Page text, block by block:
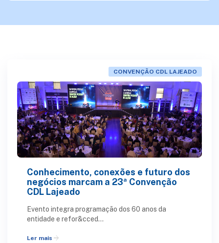
CONVENÇÃO CDL LAJEADO
Conhecimento, conexões e futuro dos
negócios marcam a 23ª Convenção
CDL Lajeado
Evento integra programação dos 60 anos da
entidade e refor&cced...
Ler mais arrow_forward